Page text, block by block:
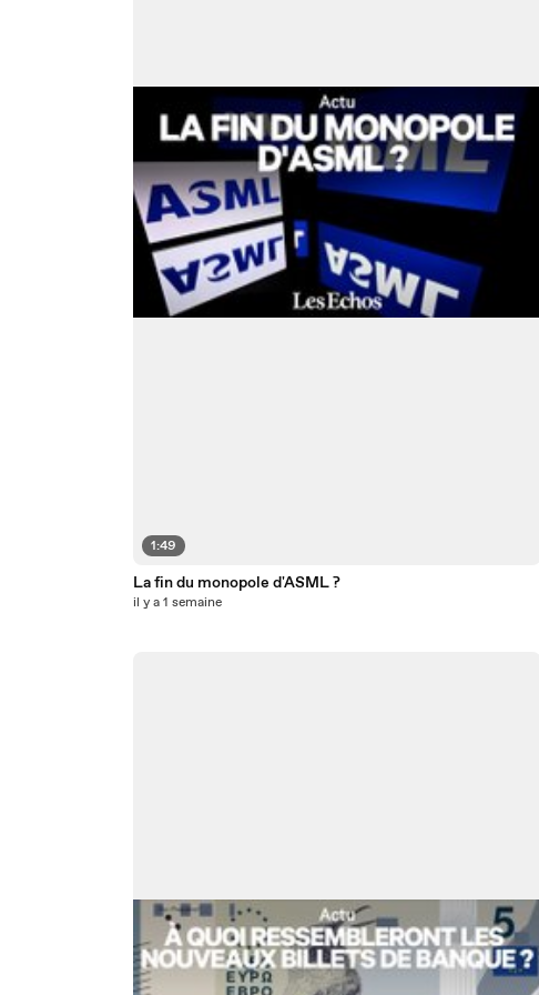
1:49
La fin du monopole d'ASML ?
il y a 1 semaine